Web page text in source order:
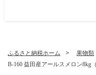
ふるさと納税ホーム 果物類
B-160 益田産アールスメロン8kg